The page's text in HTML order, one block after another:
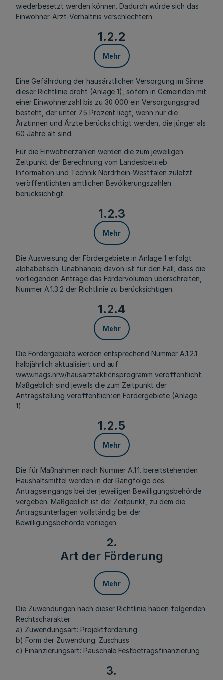
wiederbesetzt werden können. Dadurch würde sich das
Einwohner-Arzt-Verhältnis verschlechtern.
1.2.2
Mehr
Eine Gefährdung der hausärztlichen Versorgung im Sinne
dieser Richtlinie droht (Anlage 1), sofern in Gemeinden mit
einer Einwohnerzahl bis zu 30 000 ein Versorgungsgrad
besteht, der unter 75 Prozent liegt, wenn nur die
Ärztinnen und Ärzte berücksichtigt werden, die jünger als
60 Jahre alt sind.
Für die Einwohnerzahlen werden die zum jeweiligen
Zeitpunkt der Berechnung vom Landesbetrieb
Information und Technik Nordrhein-Westfalen zuletzt
veröffentlichten amtlichen Bevölkerungszahlen
berücksichtigt.
1.2.3
Mehr
Die Ausweisung der Fördergebiete in Anlage 1 erfolgt
alphabetisch. Unabhängig davon ist für den Fall, dass die
vorliegenden Anträge das Fördervolumen überschreiten,
Nummer A.1.3.2 der Richtlinie zu berücksichtigen.
1.2.4
Mehr
Die Fördergebiete werden entsprechend Nummer A.1.2.1
halbjährlich aktualisiert und auf
www.mags.nrw/hausarztaktionsprogramm veröffentlicht.
Maßgeblich sind jeweils die zum Zeitpunkt der
Antragstellung veröffentlichten Fördergebiete (Anlage
1).
1.2.5
Mehr
Die für Maßnahmen nach Nummer A.1.1. bereitstehenden
Haushaltsmittel werden in der Rangfolge des
Antragseingangs bei der jeweiligen Bewilligungsbehörde
vergeben. Maßgeblich ist der Zeitpunkt, zu dem die
Antragsunterlagen vollständig bei der
Bewilligungsbehörde vorliegen.
2.
Art der Förderung
Mehr
Die Zuwendungen nach dieser Richtlinie haben folgenden
Rechtscharakter:
a) Zuwendungsart: Projektförderung
b) Form der Zuwendung: Zuschuss
c) Finanzierungsart: Pauschale Festbetragsfinanzierung
3.